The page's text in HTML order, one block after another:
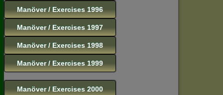
Manöver / Exercises 1996
Manöver / Exercises 1997
Manöver / Exercises 1998
Manöver / Exercises 1999
Manöver / Exercises 2000